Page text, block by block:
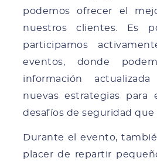
podemos ofrecer el
nuestros clientes. Es
participamos
eventos, donde
información
nuevas estrategias para
desafíos de seguridad que
Durante el evento,
placer de repartir